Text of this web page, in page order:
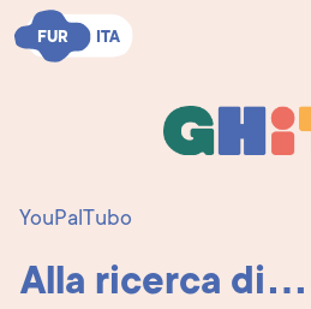
FUR ITA
FUR ITA
Ghiti
YouPalTubo
Alla ricerca di…